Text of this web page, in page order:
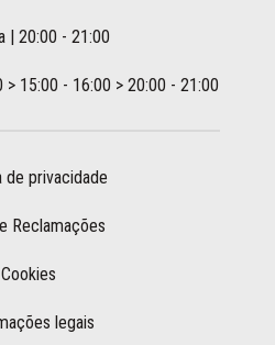
| 20:00 - 21:00
15:00 - 16:00 > 20:00 - 21:00
de privacidade
Reclamações
Cookies
legais